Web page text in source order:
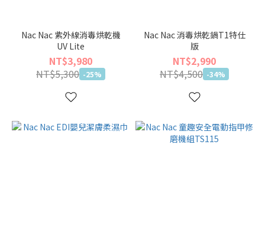
Nac Nac 紫外線消毒烘乾機
UV Lite
NT$3,980
NT$5,300 -25%
Nac Nac 消毒烘乾鍋T1特仕
版
NT$2,990
NT$4,500 -34%